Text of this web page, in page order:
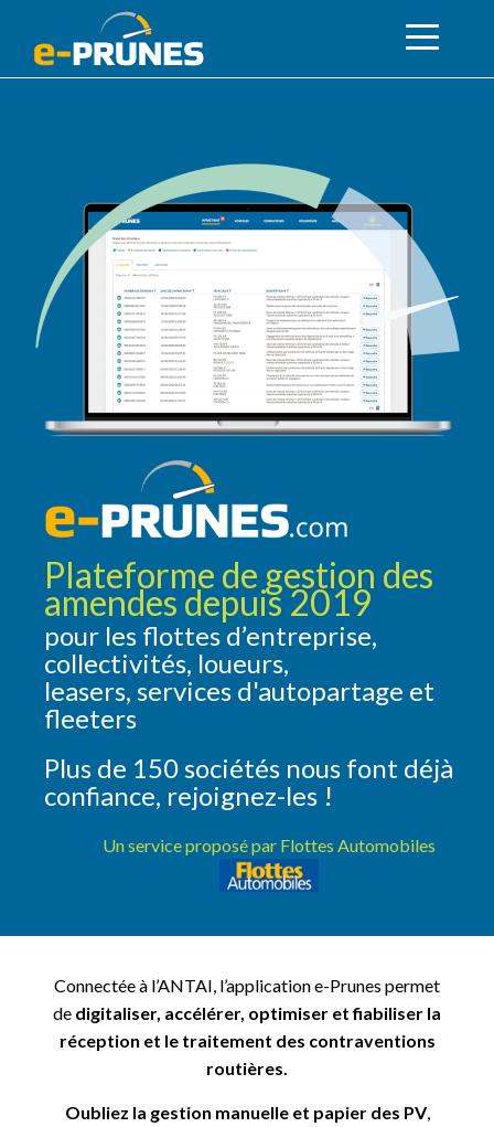
Plateforme de gestion des
amendes depuis 2019
pour les flottes d’entreprise,
collectivités, loueurs,
leasers, services d'autopartage et
fleeters
Plus de 150 sociétés nous font déjà
confiance, rejoignez-les !
Un service proposé par Flottes Automobiles
Connectée à l’ANTAI, l’application e-Prunes permet
de digitaliser, accélérer, optimiser et fiabiliser la
réception et le traitement des contraventions
routières.
Oubliez la gestion manuelle et papier des PV,